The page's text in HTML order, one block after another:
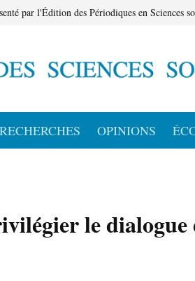
par l'Édition des Périodiques en Sciences
RECHERCHES OPINIONS
le